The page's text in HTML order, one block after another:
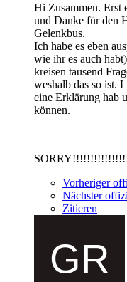
Hi Zusammen. Erst
und Danke für den
Gelenkbus.
Ich habe es eben
wie ihr es auch
kreisen tausend
weshalb das so ist.
eine Erklärung hab
können.
Vorheriger
Nächster
Zitieren